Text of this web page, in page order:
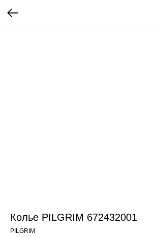
Колье PILGRIM 672432001
PILGRIM